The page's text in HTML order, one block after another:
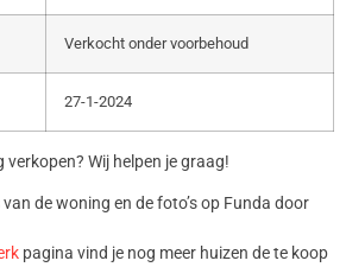
Verkocht onder voorbehoud
27-1-2024
Wij helpen je graag!
de woning en de foto’s op Funda door
pagina vind je nog meer huizen de te koop